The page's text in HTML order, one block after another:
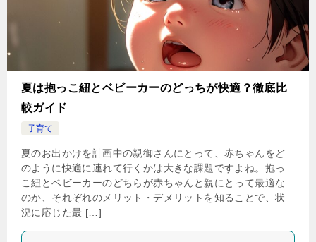
夏は抱っこ紐とベビーカーのどっちが快適？徹底比
較ガイド
子育て
夏のお出かけを計画中の親御さんにとって、赤ちゃんをど
のように快適に連れて行くかは大きな課題ですよね。抱っ
こ紐とベビーカーのどちらが赤ちゃんと親にとって最適な
のか、それぞれのメリット・デメリットを知ることで、状
況に応じた最 […]